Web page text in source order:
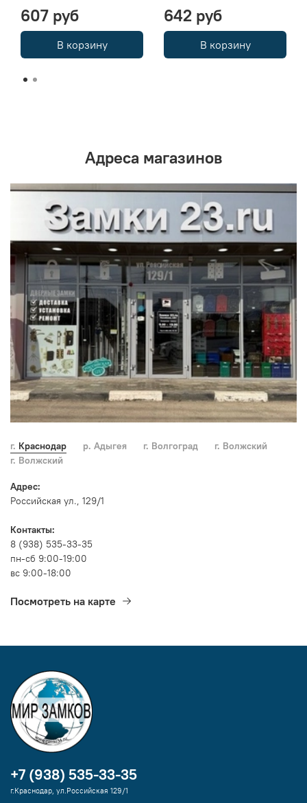
607 руб
В корзину
642 руб
В корзину
Адреса магазинов
г. Краснодар р. Адыгея г. Волгоград
г. Волжский
г. Волжский
Адрес:
Российская ул., 129/1
Контакты:
8 (938) 535-33-35
пн-сб 9:00-19:00
вс 9:00-18:00
Посмотреть на карте
+7 (938) 535-33-35
г.Краснодар, ул.Российская 129/1